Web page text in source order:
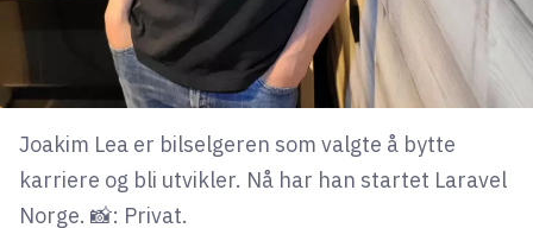
Joakim Lea er bilselgeren som valgte å bytte
karriere og bli utvikler. Nå har han startet Laravel
Norge. 📸: Privat.
lys modus
mørk modus
nyhetsbrev
kode24-klubben